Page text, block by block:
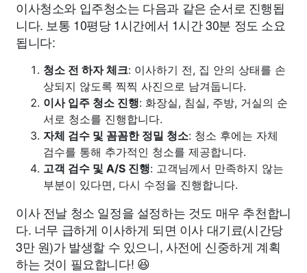
이사청소와 입주청소는 다음과 같은 순서로 진행됩
니다. 보통 10평당 1시간에서 1시간 30분 정도 소요
됩니다:
청소 전 하자 체크: 이사하기 전, 집 안의 상태를 손
상되지 않도록 찍찍 사진으로 남겨둡니다.
이사 입주 청소 진행: 화장실, 침실, 주방, 거실의 순
서로 청소를 진행합니다.
자체 검수 및 꼼꼼한 정밀 청소: 청소 후에는 자체
검수를 통해 추가적인 청소를 제공합니다.
고객 검수 및 A/S 진행: 고객님께서 만족하지 않는
부분이 있다면, 다시 수정을 진행합니다.
이사 전날 청소 일정을 설정하는 것도 매우 추천합니
다. 너무 급하게 이사하게 되면 이사 대기료(시간당
3만 원)가 발생할 수 있으니, 사전에 신중하게 계획
하는 것이 필요합니다! 😆